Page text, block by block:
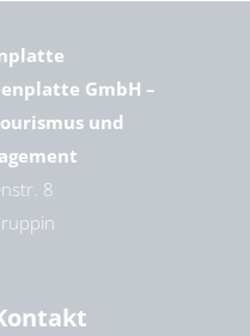
GmbH –
und
8